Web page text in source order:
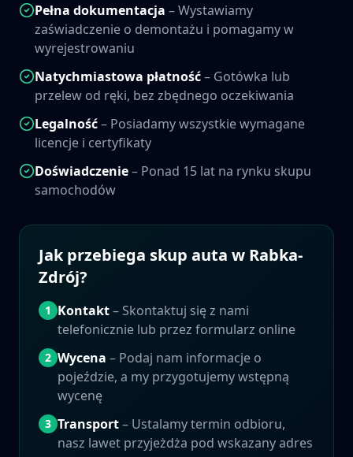
Pełna dokumentacja – Wystawiamy
zaświadczenie o demontażu i pomagamy w
wyrejestrowaniu
Natychmiastowa płatność– Gotówka lub
przelew od ręki, bez zbędnego oczekiwania
Legalność– Posiadamy wszystkie wymagane
licencje i certyfikaty
Doświadczenie– Ponad 15 lat na rynku skupu
samochodów
Jak przebiega skup auta w Rabka-
Zdrój?
1 Kontakt– Skontaktuj się z nami
telefonicznie lub przez formularz online
2 Wycena – Podaj nam informacje o
pojeździe, a my przygotujemy wstępną
wycenę
3 Transport– Ustalamy termin odbioru,
nasz lawet przyjeżdża pod wskazany adres